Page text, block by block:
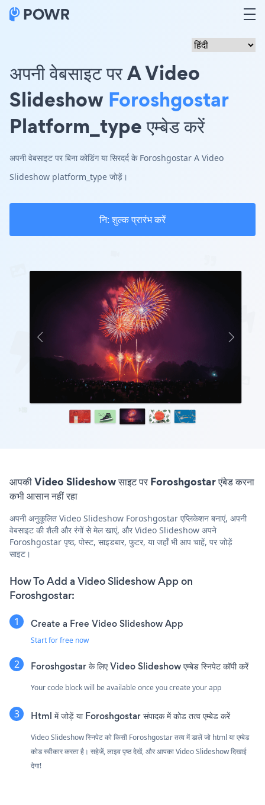
अपनी वेबसाइट पर A Video
Slideshow Foroshgostar
Platform_type एम्बेड करें
अपनी वेबसाइट पर बिना कोडिंग या सिरदर्द के Foroshgostar A Video
Slideshow platform_type जोड़ें।
नि: शुल्क प्रारंभ करें
आपकी Video Slideshow साइट पर Foroshgostar एंबेड करना
कभी आसान नहीं रहा
अपनी अनुकूलित Video Slideshow Foroshgostar एप्लिकेशन बनाएं, अपनी
वेबसाइट की शैली और रंगों से मेल खाएं, और Video Slideshow अपने
Foroshgostar पृष्ठ, पोस्ट, साइडबार, फुटर, या जहाँ भी आप चाहें, पर जोड़ें
साइट।
How To Add a Video Slideshow App on
Foroshgostar:
Create a Free Video Slideshow App
Start for free now
Foroshgostar के लिए Video Slideshow एम्बेड स्निपेट कॉपी करें
Your code block will be available once you create your app
Html में जोड़ें या Foroshgostar संपादक में कोड तत्व एम्बेड करें
Video Slideshow स्निपेट को किसी Foroshgostar तत्व में डालें जो html या एम्बेड
कोड स्वीकार करता है। सहेजें, लाइव पृष्ठ देखें, और आपका Video Slideshow दिखाई
देगा!